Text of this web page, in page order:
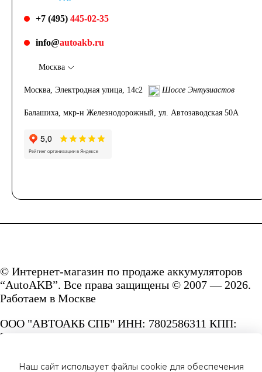
+7 (495) 445-02-35
info@autoakb.ru
Москва
Москва, Электродная улица, 14с2 Шоссе Энтузиастов
Балашиха, мкр-н Железнодорожный, ул. Автозаводская 50А
© Интернет-магазин по продаже аккумуляторов
“AutoAKB”. Все права защищены © 2007 — 2026.
Работаем в Москве
ООО "АВТОАКБ СПБ" ИНН: 7802586311 КПП:
780201001 ОГРН: 1167847287156.
Сайт под защитой reCAPTCHA и Google
Наш сайт использует файлы cookie для обеспечения